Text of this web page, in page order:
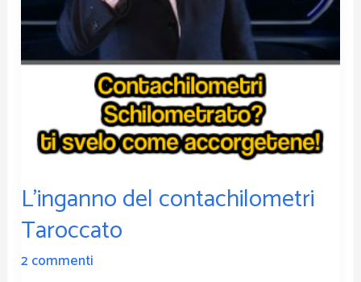
L’inganno del contachilometri
Taroccato
2 commenti